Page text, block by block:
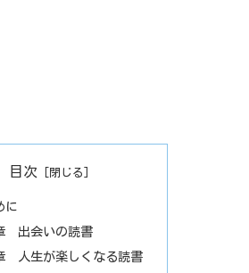
目次
に
出会いの読書
人生が楽しくなる読書